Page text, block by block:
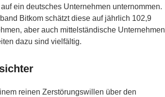
ein deutsches Unternehmen unternommen.
Bitkom schätzt diese auf jährlich 102,9
aber auch mittelständische Unternehmen
dazu sind vielfältig.
reinen Zerstörungswillen über den